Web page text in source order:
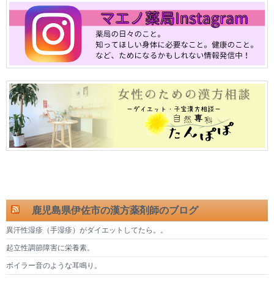
鹿児島県伊佐市の漢方薬剤師のブログ
異汗性湿疹（手湿疹）がダイエットしてたら。。
起立性調節障害に栄養素。
ボイラー音のような耳鳴り。